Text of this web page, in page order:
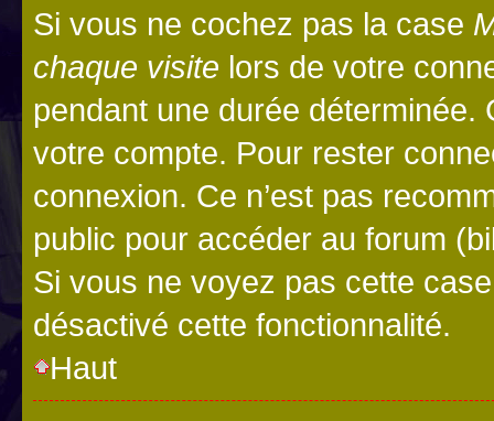
Si vous ne cochez pas la case
chaque visite lors de votre
pendant une durée déterminée.
votre compte. Pour rester
connexion. Ce n’est pas
public pour accéder au forum
Si vous ne voyez pas cette
désactivé cette fonctionnalité.
Haut